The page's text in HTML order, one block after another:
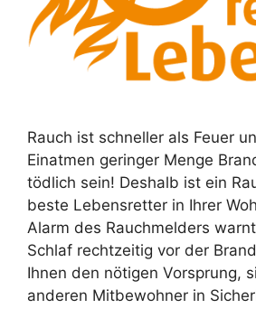
Rauch ist schneller als Feuer
Einatmen geringer Menge
tödlich sein! Deshalb ist ein
beste Lebensretter in Ihrer
Alarm des Rauchmelders
Schlaf rechtzeitig vor der
Ihnen den nötigen Vorsprung,
anderen Mitbewohner in